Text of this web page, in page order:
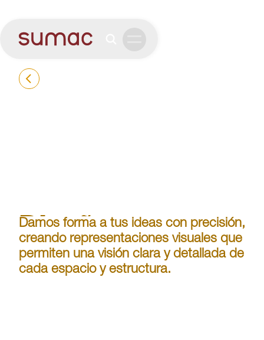
Diseño y
Elaboración de
Modelamiento
Damos forma a tus ideas con precisión,
creando representaciones visuales que
permiten una visión clara y detallada de
cada espacio y estructura.